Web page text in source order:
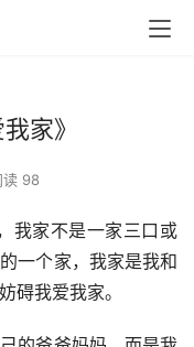
家》
读 98
家不是一家三口或
一个家，我家是我和
碍我爱我家。